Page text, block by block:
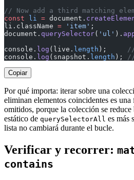
// Now add a third matching
const li = document.
li.className = 'item' ;
document. querySelector( 'ul' ).
console. log (live. length );
console. log (snapshot. length );
Copiar
Por qué importa: iterar sobre una
eliminan elementos coincidentes es una
omitidos, porque la colección se
estático de querySelectorAll es más
lista no cambiará durante el bucle.
Verificar y recorrer:
contains